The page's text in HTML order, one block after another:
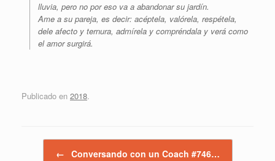
lluvia, pero no por eso va a abandonar su jardín.
Ame a su pareja, es decir: acéptela, valórela, respétela,
dele afecto y ternura, admírela y compréndala y verá como
el amor surgirá.
Publicado en 2018.
← Conversando con un Coach #746…